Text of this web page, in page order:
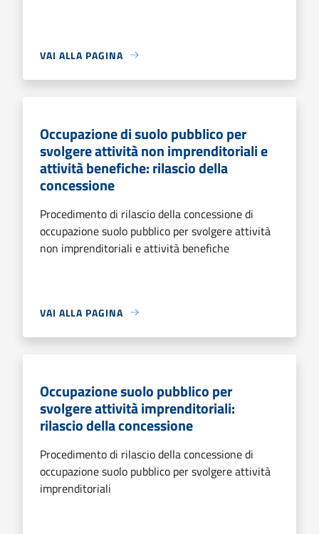
VAI ALLA PAGINA
Occupazione di suolo pubblico per
svolgere attività non imprenditoriali e
attività benefiche: rilascio della
concessione
Procedimento di rilascio della concessione di
occupazione suolo pubblico per svolgere attività
non imprenditoriali e attività benefiche
VAI ALLA PAGINA
Occupazione suolo pubblico per
svolgere attività imprenditoriali:
rilascio della concessione
Procedimento di rilascio della concessione di
occupazione suolo pubblico per svolgere attività
imprenditoriali